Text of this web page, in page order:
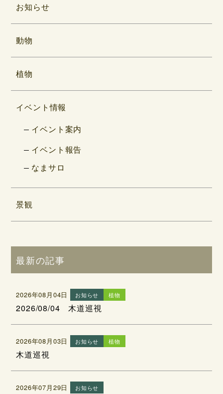
お知らせ
動物
植物
イベント情報
イベント案内
イベント報告
なまサロ
景観
最新の記事
2026年08月04日 お知らせ 植物
2026/08/04 木道巡視
2026年08月03日 お知らせ 植物
木道巡視
2026年07月29日 お知らせ